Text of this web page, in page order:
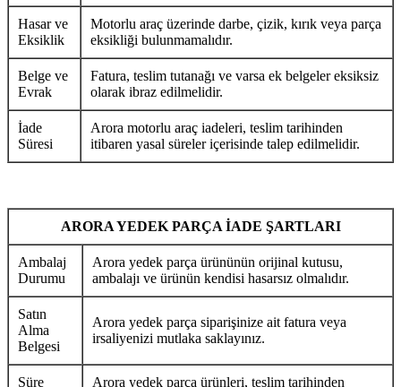
Hasar ve
Eksiklik
Motorlu araç üzerinde darbe, çizik, kırık veya parça
eksikliği bulunmamalıdır.
Belge ve
Evrak
Fatura, teslim tutanağı ve varsa ek belgeler eksiksiz
olarak ibraz edilmelidir.
İade
Süresi
Arora motorlu araç iadeleri, teslim tarihinden
itibaren yasal süreler içerisinde talep edilmelidir.
ARORA YEDEK PARÇA İADE ŞARTLARI
Ambalaj
Durumu
Arora yedek parça ürününün orijinal kutusu,
ambalajı ve ürünün kendisi hasarsız olmalıdır.
Satın
Alma
Belgesi
Arora yedek parça siparişinize ait fatura veya
irsaliyenizi mutlaka saklayınız.
Süre Arora yedek parça ürünleri, teslim tarihinden